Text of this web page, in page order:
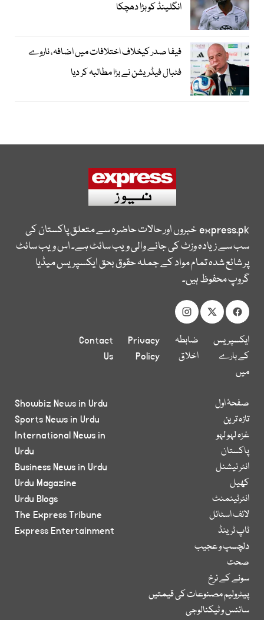
انگلینڈ کو بڑا دھچکا
فیفا صدر کیخلاف اختلافات میں اضافہ، ناروے
فٹبال فیڈریشن نے بڑا مطالبہ کر دیا
express.pkخبروں اور حالات حاضرہ سے متعلق پاکستان کی
سب سے زیادہ وزٹ کی جانے والی ویب سائٹ ہے۔ اس ویب سائٹ
پر شائع شدہ تمام مواد کے جملہ حقوق بحق ایکسپریس میڈیا
گروپ محفوظ ہیں۔
ایکسپریس
کے بارے
میں
ضابطہ
اخلاق
Privacy
Policy
Contact
Us
صفحۂ اول
تازہ ترین
غزہ لہو لہو
پاکستان
انٹر نیشنل
کھیل
انٹرٹینمنٹ
لائف اسٹائل
ٹاپ ٹرینڈ
دلچسپ و عجیب
صحت
سونے کے نرخ
پیٹرولیم مصنوعات کی قیمتیں
سائنس و ٹیکنالوجی
Showbiz News in Urdu
Sports News in Urdu
International News in
Urdu
Business News in Urdu
Urdu Magazine
Urdu Blogs
The Express Tribune
Express Entertainment